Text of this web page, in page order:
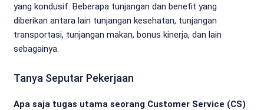
yang kondusif. Beberapa tunjangan dan benefit yang
diberikan antara lain tunjangan kesehatan, tunjangan
transportasi, tunjangan makan, bonus kinerja, dan lain
sebagainya.
Tanya Seputar Pekerjaan
Apa saja tugas utama seorang Customer Service (CS)